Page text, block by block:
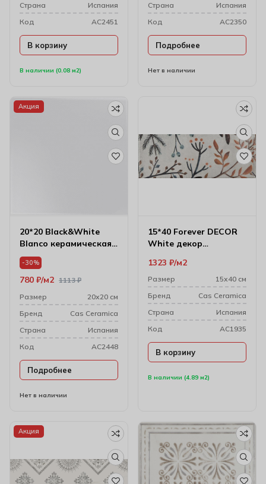
В наличии (0.08 м2)
Cтрана
Испания
Код
AC2451
В корзину
Нет в наличии
Cтрана
Испания
Код
AC2350
Подробнее
Акция
20*20 Black&White
Blanco керамическая
плитка
Нет в наличии
-30%
1113₽
780 ₽ м2
Размер
20х20 см
Бренд
Cas Ceramica
Cтрана
Испания
Код
AC2448
Подробнее
15*40 Forever DECOR
White декор
В наличии (4.89 м2)
1323 ₽ м2
Размер
15х40 см
Бренд
Cas Ceramica
Cтрана
Испания
Код
AC1935
В корзину
Акция